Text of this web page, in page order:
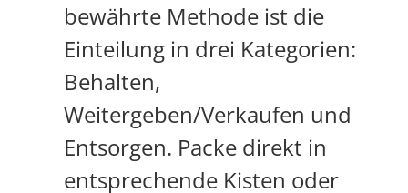
bewährte Methode ist die
Einteilung in drei Kategorien:
Behalten,
Weitergeben/Verkaufen und
Entsorgen. Packe direkt in
entsprechende Kisten oder